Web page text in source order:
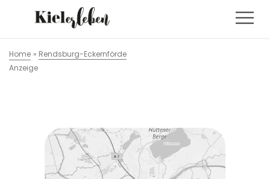
Home » Rendsburg-Eckernförde
Anzeige